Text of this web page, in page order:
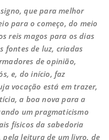
que para melhor
para o começo, do meio
reis magos para os dias
fontes de luz, criadas
de opinião,
e, do início, faz
vocação está em trazer,
a boa nova para a
um pragmaticismo
físicos da sabedoria
leitura de um livro, de